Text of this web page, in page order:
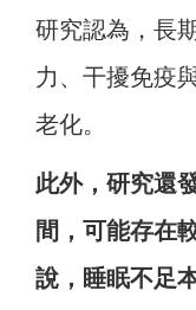
研究認為，長
力、干擾免疫
老化。
此外，研究還
間，可能存在
說，睡眠不足